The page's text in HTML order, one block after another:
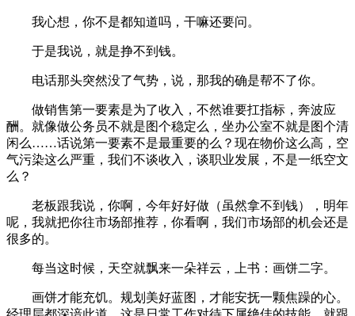
我心想，你不是都知道吗，干嘛还要问。
于是我说，就是挣不到钱。
电话那头突然没了气势，说，那我的确是帮不了你。
做销售第一要素是为了收入，不然谁要扛指标，奔波应
酬。就像做公务员不就是图个稳定么，坐办公室不就是图个清
闲么……话说第一要素不是最重要的么？现在物价这么高，空
气污染这么严重，我们不谈收入，谈职业发展，不是一纸空文
么？
老板跟我说，你啊，今年好好做（虽然拿不到钱），明年
呢，我就把你往市场部推荐，你看啊，我们市场部的机会还是
很多的。
每当这时候，天空就飘来一朵祥云，上书：画饼二字。
画饼才能充饥。规划美好蓝图，才能安抚一颗焦躁的心。